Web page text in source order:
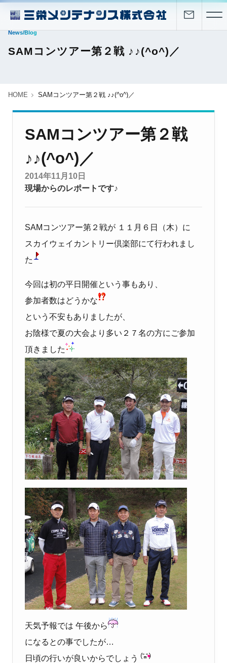
News/Blog
SAMコンツアー第２戦 ♪♪(^o^)／
HOME SAMコンツアー第２戦 ♪♪(^o^)／
SAMコンツアー第２戦
♪♪(^o^)／
2014年11月10日
現場からのレポートです♪
SAMコンツアー第２戦が １１月６日（木）に
スカイウェイカントリー倶楽部にて行われまし
た
今回は初の平日開催という事もあり、
参加者数はどうかな
という不安もありましたが、
お陰様で夏の大会より多い２７名の方にご参加
頂きました
天気予報では 午後から
になるとの事でしたが…
日頃の行いが良いからでしょう